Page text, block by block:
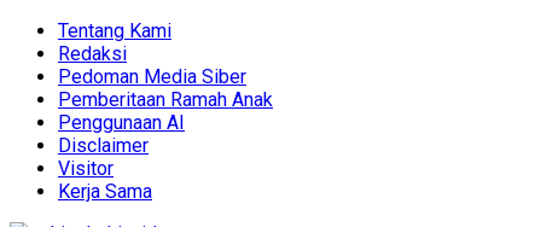
Tentang Kami
Redaksi
Pedoman Media Siber
Pemberitaan Ramah Anak
Penggunaan AI
Disclaimer
Visitor
Kerja Sama